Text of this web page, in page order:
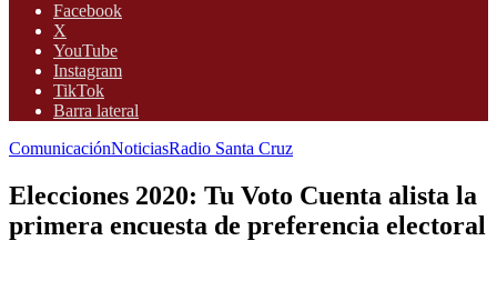
Facebook
X
YouTube
Instagram
TikTok
Barra lateral
ComunicaciónNoticiasRadio Santa Cruz
Elecciones 2020: Tu Voto Cuenta alista la
primera encuesta de preferencia electoral